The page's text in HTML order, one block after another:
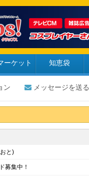
ーケット 知恵袋
ン メッセージを送る
と)
募集中！